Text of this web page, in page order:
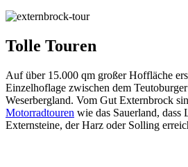
Tolle Touren
Auf über 15.000 qm großer Hoffläche
Einzelhoflage zwischen dem
Weserbergland. Vom Gut Externbrock
Motorradtouren wie das Sauerland, dass
Externsteine, der Harz oder Solling